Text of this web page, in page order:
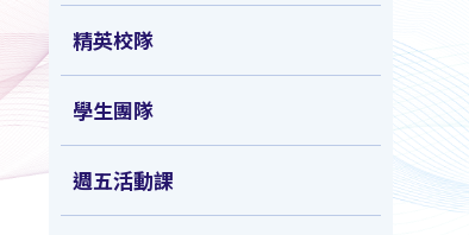
精英校隊
學生團隊
週五活動課